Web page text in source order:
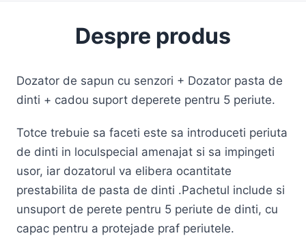
Despre produs
Dozator de sapun cu senzori + Dozator pasta de
dinti + cadou suport deperete pentru 5 periute.
Totce trebuie sa faceti este sa introduceti periuta
de dinti in loculspecial amenajat si sa impingeti
usor, iar dozatorul va elibera ocantitate
prestabilita de pasta de dinti .Pachetul include si
unsuport de perete pentru 5 periute de dinti, cu
capac pentru a protejade praf periutele.